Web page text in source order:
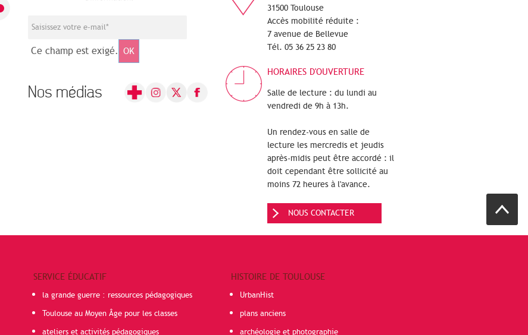
Ce champ est exigé. OK
Nos médias
31500 Toulouse
Accès mobilité réduite :
7 avenue de Bellevue
Tél. 05 36 25 23 80
HORAIRES D'OUVERTURE
Salle de lecture : du lundi au
vendredi de 9h à 13h.
Un rendez-vous en salle de
lecture les mercredis et jeudis
après-midis peut être accordé : il
doit cependant être sollicité au
moins 72 heures à l'avance.
NOUS CONTACTER
SERVICE ÉDUCATIF
la grande guerre : ressources pédagogiques
Toulouse au Moyen Âge pour les classes
ateliers et activités pédagogiques
HISTOIRE DE TOULOUSE
UrbanHist
plans anciens
archéologie et photographie